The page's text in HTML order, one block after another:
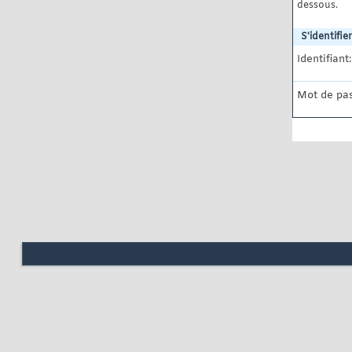
dessous.
S'identifier
Identifiant:
Mot de